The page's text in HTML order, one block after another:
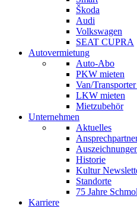
Škoda
Audi
Volkswagen
SEAT CUPRA
Autovermietung
Auto-Abo
PKW mieten
Van/
LKW mieten
Mietzubehör
Unternehmen
Aktuelles
Historie
Kultur
Standorte
75 Jahre
Karriere